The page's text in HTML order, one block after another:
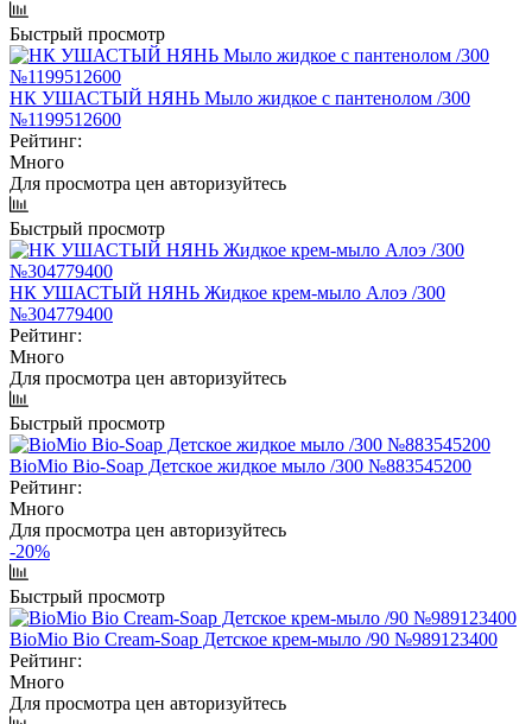
Быстрый просмотр
НК УШАСТЫЙ НЯНЬ Мыло жидкое с пантенолом /300
№1199512600
Рейтинг:
Много
Для просмотра цен авторизуйтесь
Быстрый просмотр
НК УШАСТЫЙ НЯНЬ Жидкое крем-мыло Алоэ /300
№304779400
Рейтинг:
Много
Для просмотра цен авторизуйтесь
Быстрый просмотр
BioMio Bio-Soap Детское жидкое мыло /300 №883545200
Рейтинг:
Много
Для просмотра цен авторизуйтесь
-20%
Быстрый просмотр
BioMio Bio Cream-Soap Детское крем-мыло /90 №989123400
Рейтинг:
Много
Для просмотра цен авторизуйтесь